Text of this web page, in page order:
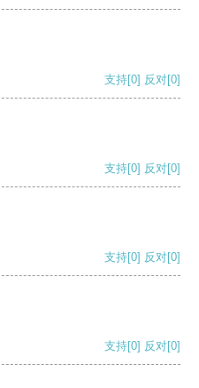
支持[0] 反对[0]
支持[0] 反对[0]
支持[0] 反对[0]
支持[0] 反对[0]